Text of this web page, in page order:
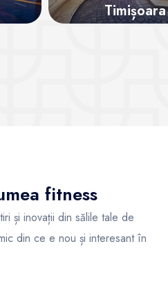
Timișoara
fitness
și inovații din sălile tale de
din ce e nou și interesant în